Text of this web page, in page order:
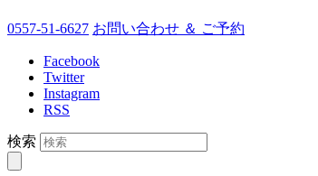
0557-51-6627 お問い合わせ ＆ ご予約
Facebook
Twitter
Instagram
RSS
検索